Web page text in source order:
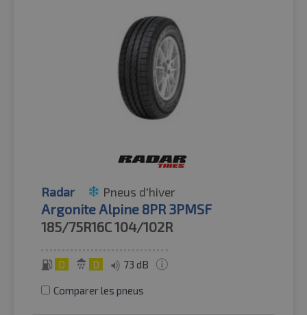
Radar Pneus d'hiver
Argonite Alpine 8PR 3PMSF
185/75R16C104/102R
D D 73 dB
Comparer les pneus